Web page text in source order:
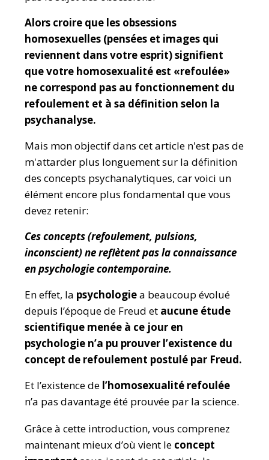
Alors croire que les obsessions
homosexuelles (pensées et images qui
reviennent dans votre esprit) signifient
que votre homosexualité est «refoulée»
ne correspond pas au fonctionnement du
refoulement et à sa définition selon la
psychanalyse.
Mais mon objectif dans cet article n'est pas de
m'attarder plus longuement sur la définition
des concepts psychanalytiques, car voici un
élément encore plus fondamental que vous
devez retenir:
Ces concepts (refoulement, pulsions,
inconscient) ne reflètent pas la connaissance
en psychologie contemporaine.
En effet, la psychologiea beaucoup évolué
depuis l’époque de Freud et aucune étude
scientifique menée à ce jour en
psychologie n’a pu prouver l’existence du
concept de refoulement postulé par Freud.
Et l’existence de l’homosexualité refoulée
n’a pas davantage été prouvée par la science.
Grâce à cette introduction, vous comprenez
maintenant mieux d’où vient le concept